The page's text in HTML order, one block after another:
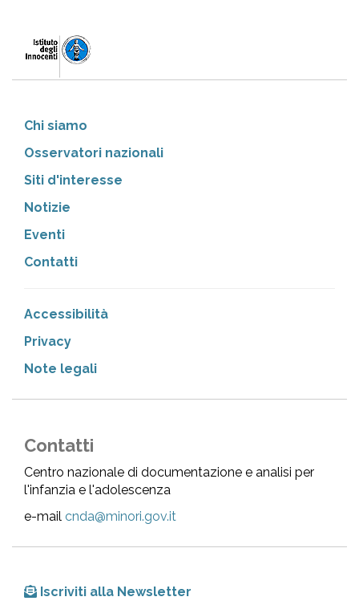
Chi siamo
Osservatori nazionali
Siti d'interesse
Notizie
Eventi
Contatti
Accessibilità
Privacy
Note legali
Contatti
Centro nazionale di documentazione e analisi per
l'infanzia e l'adolescenza
e-mail cnda@minori.gov.it
Iscriviti alla Newsletter